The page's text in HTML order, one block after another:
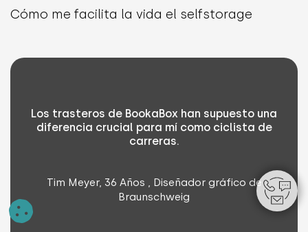
Cómo me facilita la vida el selfstorage
Los trasteros de BookaBox han supuesto una
diferencia crucial para mí como ciclista de
carreras.
Tim Meyer, 36 Años , Diseñador gráfico de
Braunschweig